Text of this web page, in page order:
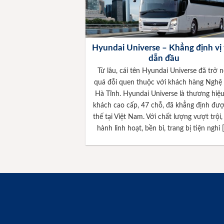
Hyundai Universe – Khẳng định vị
dẫn đầu
Từ lâu, cái tên Hyundai Universe đã trở
quá đỗi quen thuộc với khách hàng Nghệ
Hà Tĩnh. Hyundai Universe là thương
khách cao cấp, 47 chỗ, đã khẳng định
thế tại Việt Nam. Với chất lượng vượt trội,
hành linh hoạt, bền bỉ, trang bị tiện nghi